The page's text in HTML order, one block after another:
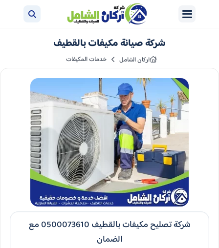
شركة صيانة مكيفات بالقطيف
اركان الشامل خدمات المكيفات
شركة تصليح مكيفات بالقطيف 0500073610 مع
الضمان